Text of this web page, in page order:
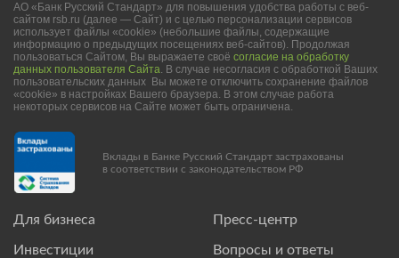
Для бизнеса
Инвестиции
Пресс-центр
Вопросы и ответы
АО «Банк Русский Стандарт» для повышения удобства работы с веб-
сайтом rsb.ru (далее — Сайт) и с целью персонализации сервисов
использует файлы «cookie» (небольшие файлы, содержащие
информацию о предыдущих посещениях веб-сайтов). Продолжая
пользоваться Сайтом, Вы выражаете своё согласие на обработку
данных пользователя Сайта. В случае несогласия с обработкой Ваших
пользовательских данных Вы можете отключить сохранение файлов
«cookie» в настройках Вашего браузера. В этом случае работа
некоторых сервисов на Сайте может быть ограничена.
Вклады в Банке Русский Стандарт застрахованы
в соответствии с законодательством РФ